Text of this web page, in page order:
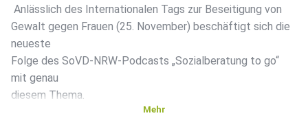
Anlässlich des Internationalen Tags zur Beseitigung von
Gewalt gegen Frauen (25. November) beschäftigt sich die
neueste
Folge des SoVD-NRW-Podcasts „Sozialberatung to go“
mit genau
diesem Thema.
Mehr